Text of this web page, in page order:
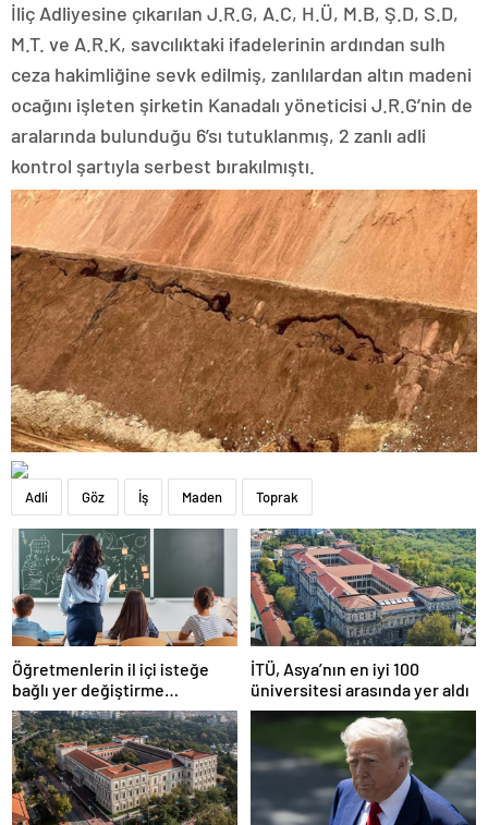
İliç Adliyesine çıkarılan J.R.G, A.C, H.Ü, M.B, Ş.D, S.D,
M.T. ve A.R.K, savcılıktaki ifadelerinin ardından sulh
ceza hakimliğine sevk edilmiş, zanlılardan altın madeni
ocağını işleten şirketin Kanadalı yöneticisi J.R.G’nin de
aralarında bulunduğu 6’sı tutuklanmış, 2 zanlı adli
kontrol şartıyla serbest bırakılmıştı.
Adli Göz İş Maden Toprak
Öğretmenlerin il içi isteğe
bağlı yer değiştirme
başvuruları ne zaman?
İTÜ, Asya’nın en iyi 100
üniversitesi arasında yer aldı